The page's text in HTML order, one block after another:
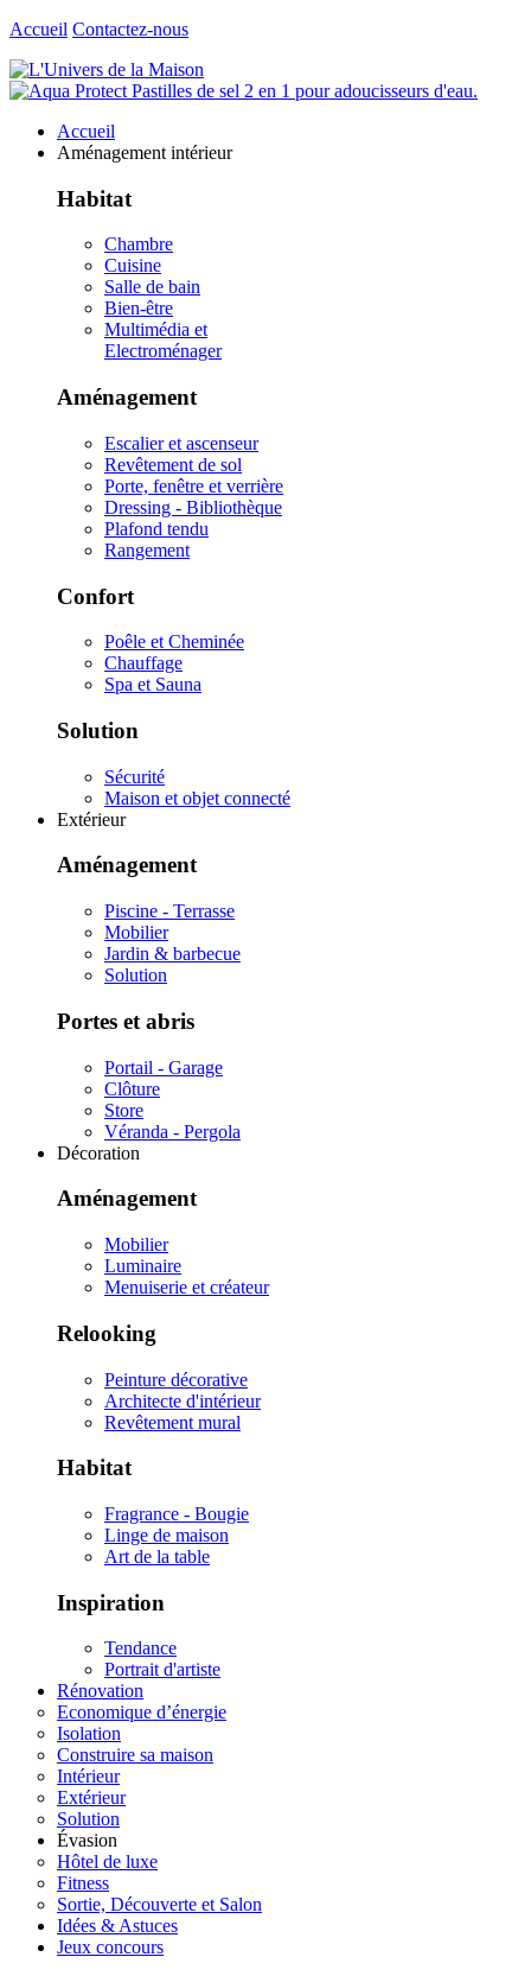
Accueil Contactez-nous
Accueil
Aménagement intérieur
Habitat
Chambre
Cuisine
Salle de bain
Bien-être
Multimédia et
Electroménager
Aménagement
Escalier et ascenseur
Revêtement de sol
Porte, fenêtre et verrière
Dressing - Bibliothèque
Plafond tendu
Rangement
Confort
Poêle et Cheminée
Chauffage
Spa et Sauna
Solution
Sécurité
Maison et objet connecté
Extérieur
Aménagement
Piscine - Terrasse
Mobilier
Jardin & barbecue
Solution
Portes et abris
Portail - Garage
Clôture
Store
Véranda - Pergola
Décoration
Aménagement
Mobilier
Luminaire
Menuiserie et créateur
Relooking
Peinture décorative
Architecte d'intérieur
Revêtement mural
Habitat
Fragrance - Bougie
Linge de maison
Art de la table
Inspiration
Tendance
Portrait d'artiste
Rénovation
Economique d’énergie
Isolation
Construire sa maison
Intérieur
Extérieur
Solution
Évasion
Hôtel de luxe
Fitness
Sortie, Découverte et Salon
Idées & Astuces
Jeux concours